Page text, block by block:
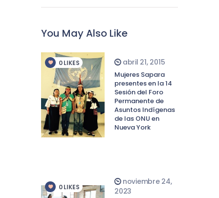
You May Also Like
0 LIKES abril 21, 2015
Mujeres Sapara
presentes en la 14
Sesión del Foro
Permanente de
Asuntos Indígenas
de las ONU en
Nueva York
0 LIKES
noviembre 24,
2023